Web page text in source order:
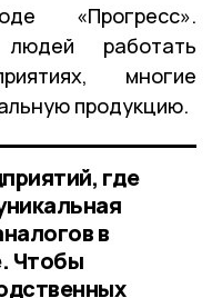
«Прогресс».
работать
многие
продукцию.
где
в
Чтобы